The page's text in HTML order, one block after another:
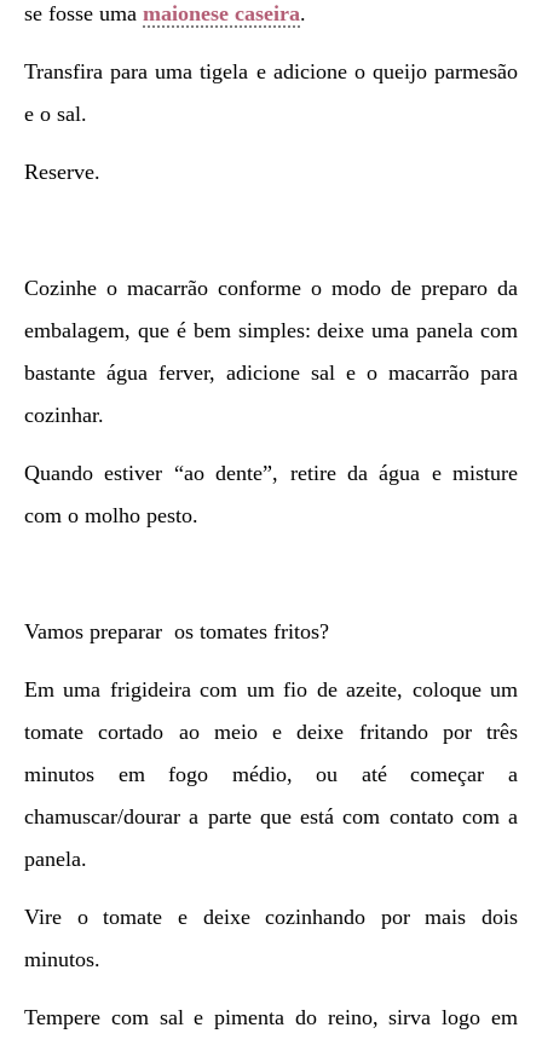
se fosse uma maionese caseira.
Transfira para uma tigela e adicione o queijo parmesão
e o sal.
Reserve.
Cozinhe o macarrão conforme o modo de preparo da
embalagem, que é bem simples: deixe uma panela com
bastante água ferver, adicione sal e o macarrão para
cozinhar.
Quando estiver “ao dente”, retire da água e misture
com o molho pesto.
Vamos preparar os tomates fritos?
Em uma frigideira com um fio de azeite, coloque um
tomate cortado ao meio e deixe fritando por três
minutos em fogo médio, ou até começar a
chamuscar/dourar a parte que está com contato com a
panela.
Vire o tomate e deixe cozinhando por mais dois
minutos.
Tempere com sal e pimenta do reino, sirva logo em